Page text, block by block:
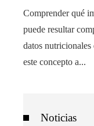
Comprender qué
puede resultar
datos nutricionales
este concepto a...
Noticias